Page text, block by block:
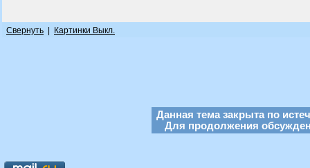
Свернуть Картинки Выкл.
Данная тема закрыта по
Для продолжения